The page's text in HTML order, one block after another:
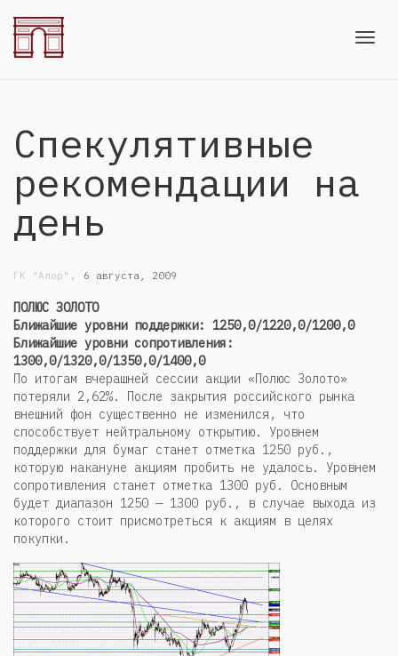
Спекулятивные
рекомендации на
день
ГК "Алор" , 6 августа, 2009
ПОЛЮС ЗОЛОТО
Ближайшие уровни поддержки: 1250,0/1220,0/1200,0
Ближайшие уровни сопротивления:
1300,0/1320,0/1350,0/1400,0
По итогам вчерашней сессии акции «Полюс Золото»
потеряли 2,62%. После закрытия российского рынка
внешний фон существенно не изменился, что
способствует нейтральному открытию. Уровнем
поддержки для бумаг станет отметка 1250 руб.,
которую накануне акциям пробить не удалось. Уровнем
сопротивления станет отметка 1300 руб. Основным
будет диапазон 1250 — 1300 руб., в случае выхода из
которого стоит присмотреться к акциям в целях
покупки.